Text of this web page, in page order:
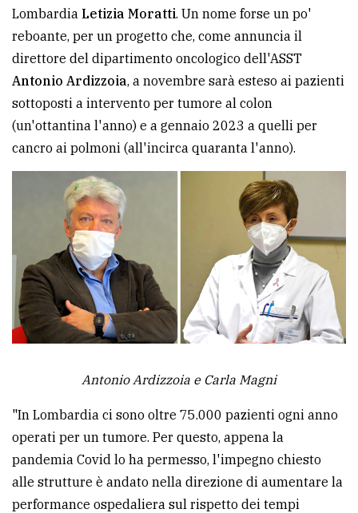
PRIVACY
Privacy
policy
Cookie
Lombardia Letizia Moratti. Un nome forse un po'
reboante, per un progetto che, come annuncia il
direttore del dipartimento oncologico dell'ASST
Antonio Ardizzoia, a novembre sarà esteso ai pazienti
sottoposti a intervento per tumore al colon
(un'ottantina l'anno) e a gennaio 2023 a quelli per
cancro ai polmoni (all'incirca quaranta l'anno).
Antonio Ardizzoia e Carla Magni
"In Lombardia ci sono oltre 75.000 pazienti ogni anno
operati per un tumore. Per questo, appena la
pandemia Covid lo ha permesso, l'impegno chiesto
alle strutture è andato nella direzione di aumentare la
performance ospedaliera sul rispetto dei tempi